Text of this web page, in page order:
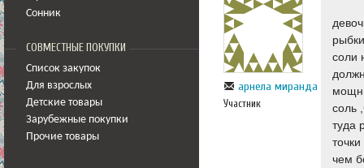
Сонник
СОВМЕСТНЫЕ ПОКУПКИ
Список закупок
Для взрослых
Детские товары
Зарубежные покупки
Прочие товары
арнела миранда
Участник
соли
соль
туда
чем